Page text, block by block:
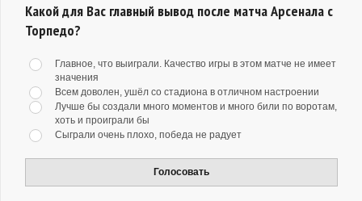
Какой для Вас главный вывод после матча Арсенала с
Торпедо?
Главное, что выиграли. Качество игры в этом матче не имеет
значения
Всем доволен, ушёл со стадиона в отличном настроении
Лучше бы создали много моментов и много били по воротам,
хоть и проиграли бы
Сыграли очень плохо, победа не радует
Голосовать